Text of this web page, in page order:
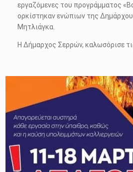
εργαζόμενες του προγράμματος
ορκίστηκαν ενώπιων της
Μητλιάγκα.
Η Δήμαρχος Σερρών, καλωσόρισε